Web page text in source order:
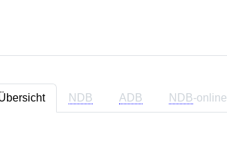
NDB ADB NDB-online